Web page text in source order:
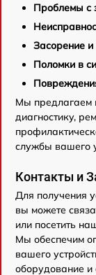
Проблемы с
Засорение и
Поломки в
Мы предлагаем
диагностику,
службы вашего
Контакты и
Для получения
вы можете
или посетить
Мы обеспечим
вашего
оборудование и